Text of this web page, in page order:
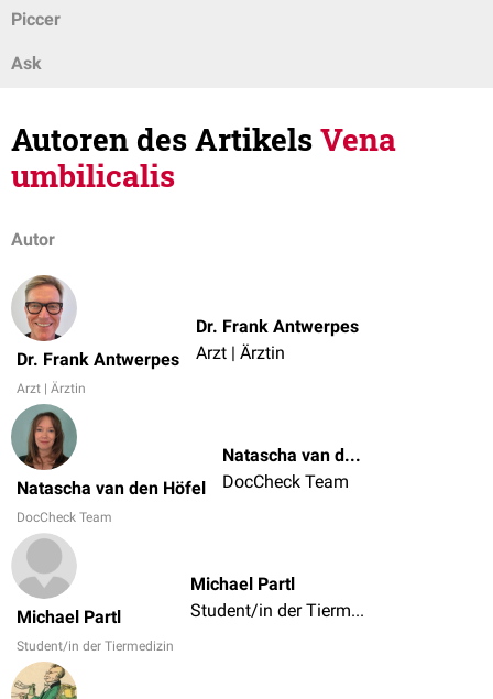
Piccer
Ask
Autoren des ArtikelsVena
umbilicalis
Autor
Dr. Frank Antwerpes
Arzt | Ärztin
Dr. Frank Antwerpes
Arzt | Ärztin
Natascha van den Höfel
DocCheck Team
Natascha van den Höfel
DocCheck Team
Michael Partl
Student/in der Tiermedizin
Michael Partl
Student/in der Tiermedizin